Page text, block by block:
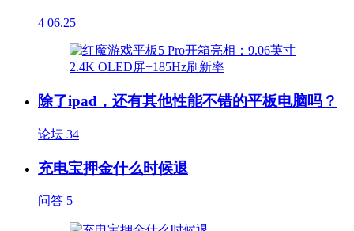
4 06.25
除了ipad，还有其他性能不错的平板电脑吗？
论坛 34
充电宝押金什么时候退
问答 5